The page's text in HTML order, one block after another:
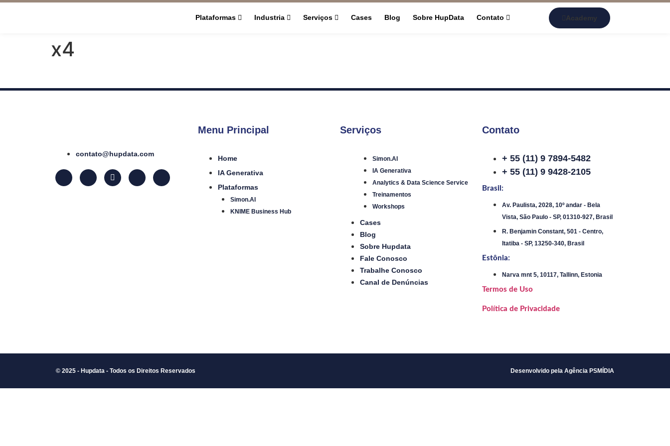
Plataformas Industria Serviços Cases Blog Sobre HupData Contato Academy
x4
contato@hupdata.com
Menu Principal
Home
IA Generativa
Plataformas
Simon.AI
KNIME Business Hub
Serviços
Simon.AI
IA Generativa
Analytics & Data Science Service
Treinamentos
Workshops
Cases
Blog
Sobre Hupdata
Fale Conosco
Trabalhe Conosco
Canal de Denúncias
Contato
+ 55 (11) 9 7894-5482
+ 55 (11) 9 9428-2105
Brasil:
Av. Paulista, 2028, 10º andar - Bela
Vista, São Paulo - SP, 01310-927, Brasil
R. Benjamin Constant, 501 - Centro,
Itatiba - SP, 13250-340, Brasil
Estônia:
Narva mnt 5, 10117, Tallinn, Estonia
Termos de Uso
Política de Privacidade
© 2025 - Hupdata - Todos os Direitos Reservados Desenvolvido pela Agência PSMÍDIA